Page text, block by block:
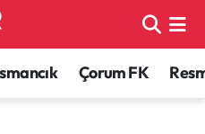
Çorum FK